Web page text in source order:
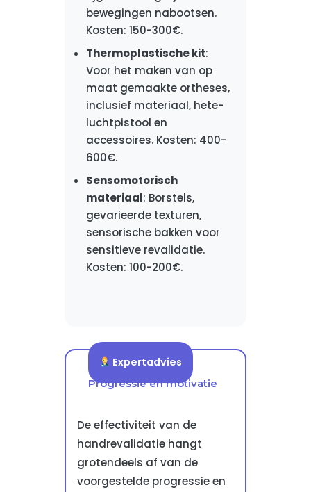
bewegingen nabootsen.
Kosten: 150-300€.
Thermoplastische kit:
Voor het maken van op
maat gemaakte ortheses,
inclusief materiaal, hete-
luchtpistool en
accessoires. Kosten: 400-
600€.
Sensomotorisch
materiaal: Borstels,
gevarieerde texturen,
sensorische bakken voor
sensitieve revalidatie.
Kosten: 100-200€.
Expertadvies
Progressie en motivatie
De effectiviteit van de
handrevalidatie hangt
grotendeels af van de
voorgestelde progressie en